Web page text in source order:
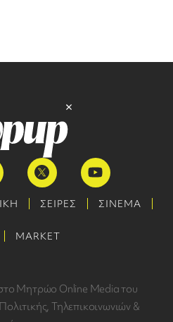
ΣΕΙΡΕΣ ΣΙΝΕΜΑ
MARKET
Μητρώο Online Media του
Τηλεπικοινωνιών &